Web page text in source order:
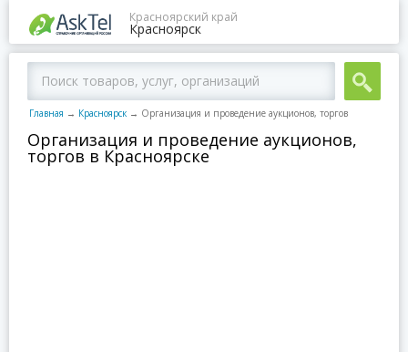
Красноярский край
Красноярск
Главная → Красноярск → Организация и проведение аукционов, торгов
Организация и проведение аукционов,
торгов в Красноярске